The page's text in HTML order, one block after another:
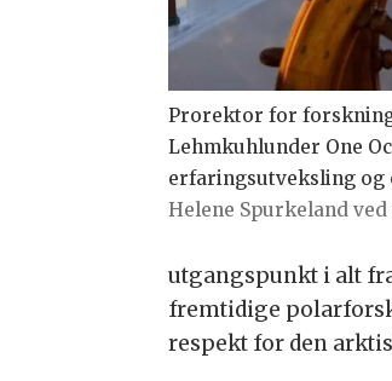
Prorektor for forskning
Lehmkuhlunder One
erfaringsutveksling og
Helene Spurkeland
utgangspunkt i alt
fremtidige
respekt for den